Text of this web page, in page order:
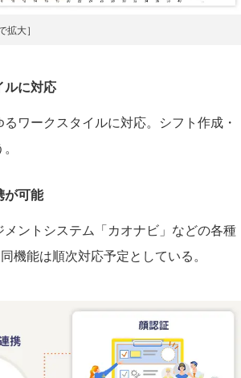
拡大］
ルに対応
ワークスタイルに対応。シフト作成・
が可能
ントシステム「カオナビ」などの各種
機能は順次対応予定としている。